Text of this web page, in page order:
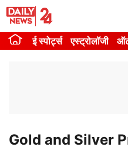
Skip
contentई स्पोर्ट्स एस्ट्रोलॉजी
Gold and Silver